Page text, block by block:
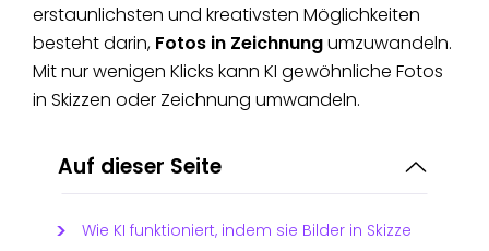
erstaunlichsten und kreativsten Möglichkeiten
besteht darin, Fotos in Zeichnungumzuwandeln.
Mit nur wenigen Klicks kann KI gewöhnliche Fotos
in Skizzen oder Zeichnung umwandeln.
Auf dieser Seite
Wie KI funktioniert, indem sie Bilder in Skizze